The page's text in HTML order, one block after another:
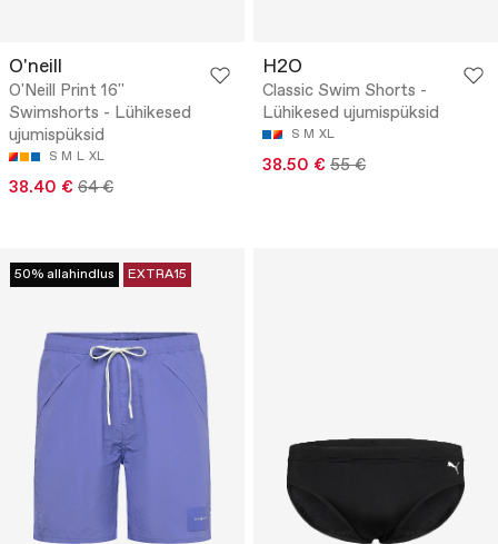
O'neill
O'Neill Print 16''
Swimshorts - Lühikesed
ujumispüksid
S M L XL
38.40 € 64 €
H2O
Classic Swim Shorts -
Lühikesed ujumispüksid
S M XL
38.50 € 55 €
50% allahindlus EXTRA15